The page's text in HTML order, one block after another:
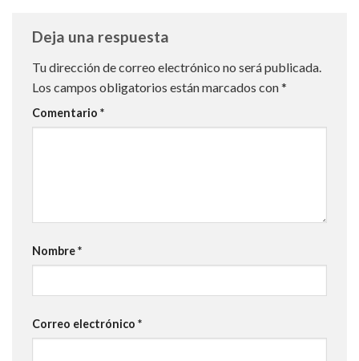
Deja una respuesta
Tu dirección de correo electrónico no será publicada.
Los campos obligatorios están marcados con*
Comentario *
Nombre*
Correo electrónico *